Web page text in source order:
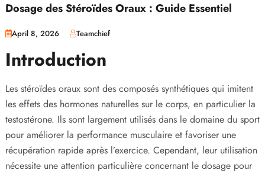
Dosage des Stéroïdes Oraux : Guide Essentiel
April 8, 2026 Teamchief
Introduction
Les stéroïdes oraux sont des composés synthétiques qui imitent
les effets des hormones naturelles sur le corps, en particulier la
testostérone. Ils sont largement utilisés dans le domaine du sport
pour améliorer la performance musculaire et favoriser une
récupération rapide après l’exercice. Cependant, leur utilisation
nécessite une attention particulière concernant le dosage pour